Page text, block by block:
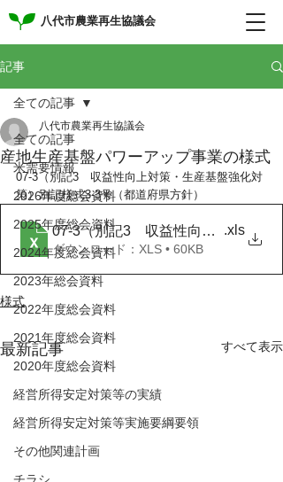
八代市農業再生協議会
記事
全ての記事
米需要情報
2026年度総会資料
2025年度総会資料
2024年度総会資料
2023年総会資料
2022年度総会資料
2021年度総会資料
2020年度総会資料
経営所得安定対策等の実績
経営所得安定対策等実施要綱要領
その他関連計画
全ての記事
産地生産基盤パワーアップ事業の様式
八代市農業再生協議会
07-3（別記3　収益性向上対策・生産基盤強化対
策）別記様式3-3号（都道府県方針）
07-3（別記3 収益性向上対策・生
.xls
ダウンロード：XLS • 60KB
様式
最新記事 すべて表示